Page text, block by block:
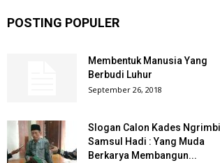
POSTING POPULER
Membentuk Manusia Yang
Berbudi Luhur
September 26, 2018
Slogan Calon Kades Ngrimbi
Samsul Hadi : Yang Muda
Berkarya Membangun...